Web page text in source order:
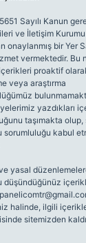
Sayılı Kanun
ve İletişim
onaylanmış bir Yer
vermektedir. Bu
proaktif
veya araştırma
yazdıkları
taşımakta
sorumluluğu kabul
yasal
düşündüğünüz
halinde, ilgili
sitemizden